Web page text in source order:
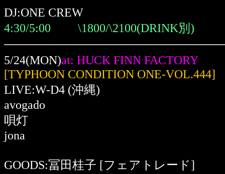
DJ:ONE CREW
4:30/5:00 \1800/\2100(DRINK別)
5/24(MON)at: HUCK FINN FACTORY
[TYPHOON CONDITION ONE-VOL.444]
LIVE:W-D4 (沖縄)
avogado
唄灯
jona
GOODS:冨田桂子 [フェアトレード]